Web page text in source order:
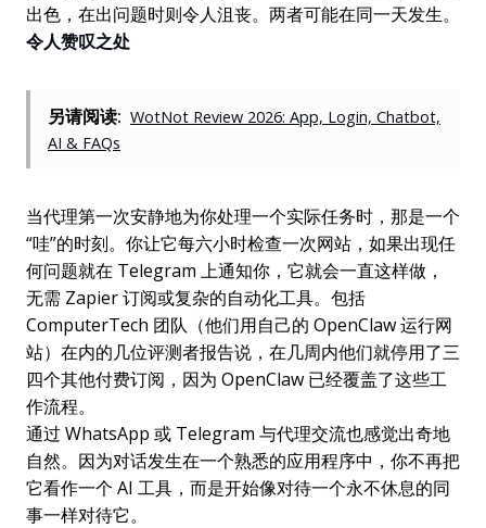
出色，在出问题时则令人沮丧。两者可能在同一天发生。
令人赞叹之处
另请阅读: WotNot Review 2026: App, Login, Chatbot,
AI & FAQs
当代理第一次安静地为你处理一个实际任务时，那是一个
“哇”的时刻。你让它每六小时检查一次网站，如果出现任
何问题就在 Telegram 上通知你，它就会一直这样做，
无需 Zapier 订阅或复杂的自动化工具。包括
ComputerTech 团队（他们用自己的 OpenClaw 运行网
站）在内的几位评测者报告说，在几周内他们就停用了三
四个其他付费订阅，因为 OpenClaw 已经覆盖了这些工
作流程。
通过 WhatsApp 或 Telegram 与代理交流也感觉出奇地
自然。因为对话发生在一个熟悉的应用程序中，你不再把
它看作一个 AI 工具，而是开始像对待一个永不休息的同
事一样对待它。